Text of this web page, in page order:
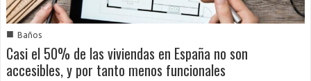
■ Baños
Casi el 50% de las viviendas en España no son
accesibles, y por tanto menos funcionales